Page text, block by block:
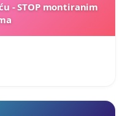
- STOP montiranim